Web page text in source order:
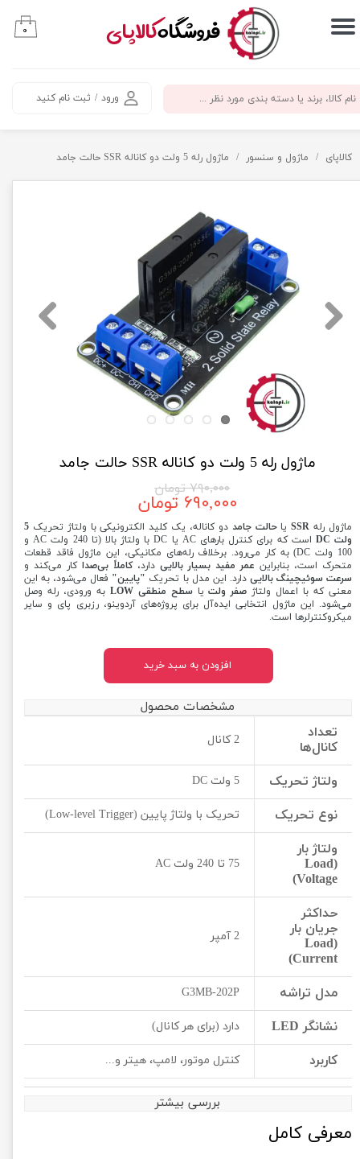
​فروشگاهکالاپای
ورود / ثبت نام کنید
حساب کاربری من
سفارشات
۰
کالاپای ماژول و سنسور ماژول رله 5 ولت دو کاناله SSR حالت جامد
ماژول رله 5 ولت دو کاناله SSR حالت جامد
۷۹۰,۰۰۰ تومان
۶۹۰,۰۰۰ تومان
ماژول رله SSRیاحالت جامد دو کاناله، یک کلید الکترونیکی با ولتاژ تحریک 5
ولت DC
است که برای کنترل بارهای AC یا DC با ولتاژ بالا (تا 240 ولت AC و
100 ولت DC) به کار می‌رود. برخلاف رله‌های مکانیکی، این ماژول فاقد قطعات
متحرک است، بنابراین عمر مفید بسیار بالایی دارد،کاملاً بی‌صدا کار می‌کند و
سرعت سوئیچینگ بالایی دارد. این مدل با تحریک "پایین" فعال می‌شود، به این
معنی که با اعمال ولتاژ صفر ولتیاسطح منطقی LOW
به ورودی، رله وصل
می‌شود. این ماژول انتخابی ایده‌آل برای پروژه‌های آردوینو، رزبری پای و سایر
میکروکنترلرها است.
افزودن به سبد خرید
مشخصات محصول
تعداد
کانال‌ها
2 کانال
ولتاژ تحریک 5 ولت DC
نوع تحریک تحریک با ولتاژ پایین (Low-level Trigger)
ولتاژ بار
(Load
Voltage)
75 تا 240 ولت AC
حداکثر
جریان بار
(Load
Current)
2 آمپر
مدل تراشه G3MB-202P
نشانگر LED دارد (برای هر کانال)
کاربرد کنترل موتور، لامپ، هیتر و...
بررسی بیشتر
معرفی کامل